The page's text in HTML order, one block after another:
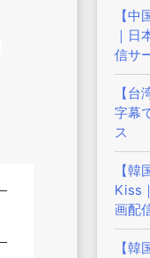
【
｜日
信サ
【
字幕
ス
【
Kiss
画配
【